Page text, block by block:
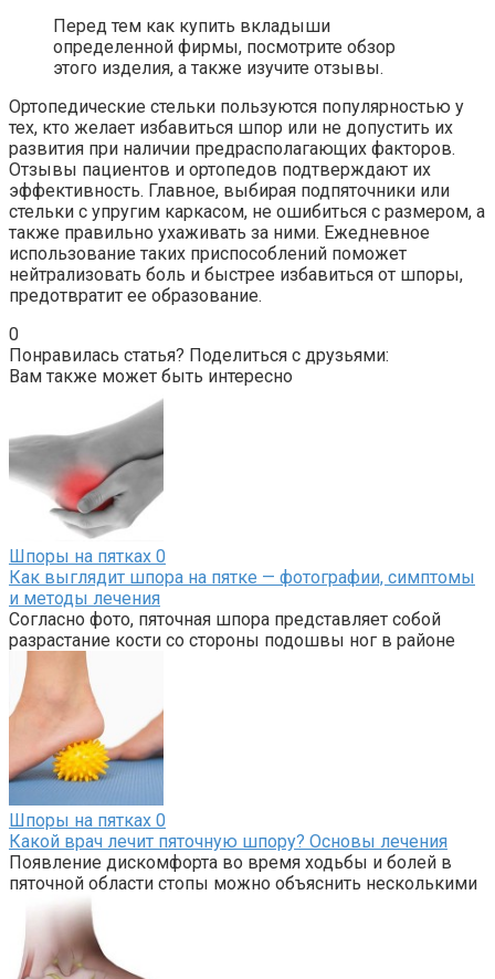
Перед тем как купить вкладыши
определенной фирмы, посмотрите обзор
этого изделия, а также изучите отзывы.
Ортопедические стельки пользуются популярностью у
тех, кто желает избавиться шпор или не допустить их
развития при наличии предрасполагающих факторов.
Отзывы пациентов и ортопедов подтверждают их
эффективность. Главное, выбирая подпяточники или
стельки с упругим каркасом, не ошибиться с размером, а
также правильно ухаживать за ними. Ежедневное
использование таких приспособлений поможет
нейтрализовать боль и быстрее избавиться от шпоры,
предотвратит ее образование.
0
Понравилась статья? Поделиться с друзьями:
Вам также может быть интересно
Шпоры на пятках 0
Как выглядит шпора на пятке — фотографии, симптомы
и методы лечения
Согласно фото, пяточная шпора представляет собой
разрастание кости со стороны подошвы ног в районе
Шпоры на пятках 0
Какой врач лечит пяточную шпору? Основы лечения
Появление дискомфорта во время ходьбы и болей в
пяточной области стопы можно объяснить несколькими